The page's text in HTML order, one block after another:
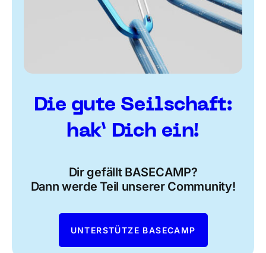
Die gute Seilschaft:
hak’ Dich ein!
Dir gefällt BASECAMP?
Dann werde Teil unserer Community!
UNTERSTÜTZE BASECAMP